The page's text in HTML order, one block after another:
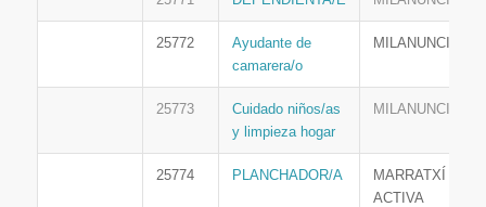
25772
Ayudante de
camarera/o
MILANUNCIOS
25773
Cuidado niños/as
y limpieza hogar
MILANUNCIOS
25774 PLANCHADOR/A
MARRATXÍ
ACTIVA